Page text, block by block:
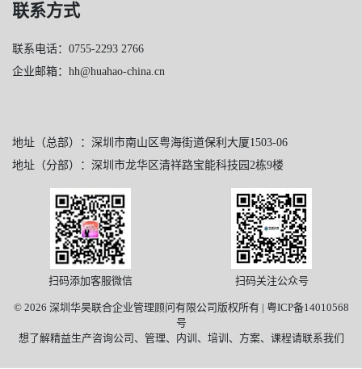
联系方式
联系电话：0755-2293 2766
企业邮箱：hh@huahao-china.cn
地址（总部）：深圳市南山区粤海街道保利大厦1503-06
地址（分部）：深圳市龙华区清祥路宝能科技园2栋9楼
扫码添加客服微信 扫码关注公众号
© 2026 深圳华昊联合企业管理顾问有限公司版权所有 | 粤ICP备14010568
号
想了解精益生产咨询公司、管理、内训、培训、方案、课程请联系我们